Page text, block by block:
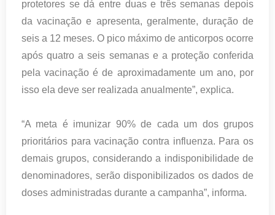
protetores se dá entre duas e três semanas depois
da vacinação e apresenta, geralmente, duração de
seis a 12 meses. O pico máximo de anticorpos ocorre
após quatro a seis semanas e a proteção conferida
pela vacinação é de aproximadamente um ano, por
isso ela deve ser realizada anualmente”, explica.
“A meta é imunizar 90% de cada um dos grupos
prioritários para vacinação contra influenza. Para os
demais grupos, considerando a indisponibilidade de
denominadores, serão disponibilizados os dados de
doses administradas durante a campanha”, informa.